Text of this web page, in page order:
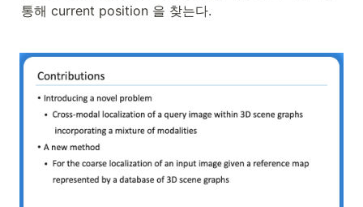
통해 current position 을 찾는다.